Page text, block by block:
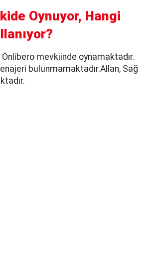
Oynuyor, Hangi
mevkiinde oynamaktadır.
bulunmamaktadır.Allan, Sağ